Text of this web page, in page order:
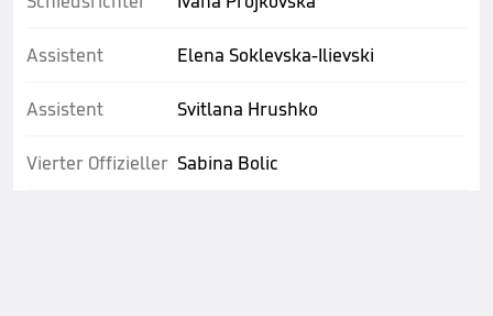
Assistent
Assistent
Vierter Offizieller
Elena Soklevska-Ilievski
Svitlana Hrushko
Sabina Bolic